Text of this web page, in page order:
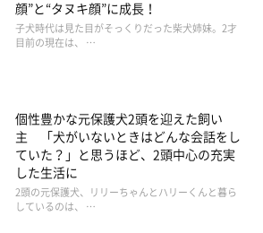
顔”と“タヌキ顔”に成長！
子犬時代は見た目がそっくりだった柴犬姉妹。2才
目前の現在は、 …
個性豊かな元保護犬2頭を迎えた飼い
主 「犬がいないときはどんな会話をし
ていた？」と思うほど、2頭中心の充実
した生活に
2頭の元保護犬、リリーちゃんとハリーくんと暮ら
しているのは、 …